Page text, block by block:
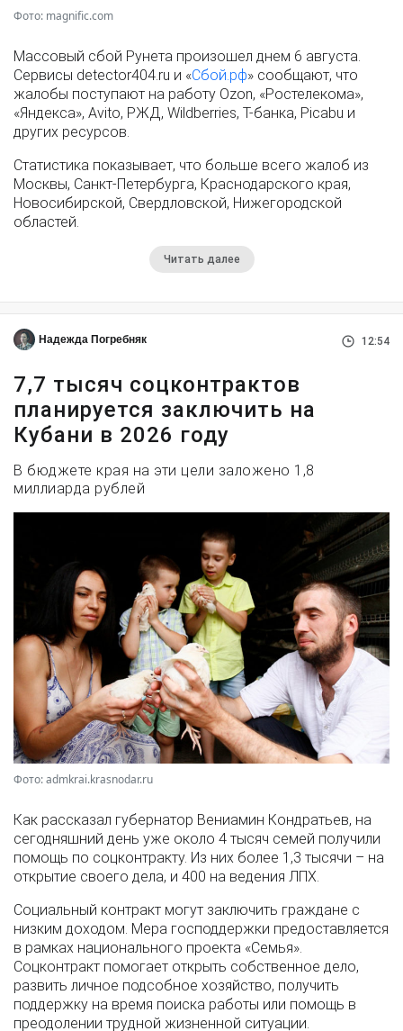
Фото: magnific.com
Массовый сбой Рунета произошел днем 6 августа.
Сервисы detector404.ru и «Сбой.рф» сообщают, что
жалобы поступают на работу Ozon, «Ростелекома»,
«Яндекса», Avito, РЖД, Wildberries, Т-банка, Picabu и
других ресурсов.
Статистика показывает, что больше всего жалоб из
Москвы, Санкт-Петербурга, Краснодарского края,
Новосибирской, Свердловской, Нижегородской
областей.
Читать далее
Надежда Погребняк 12:54
7,7 тысяч соцконтрактов
планируется заключить на
Кубани в 2026 году
В бюджете края на эти цели заложено 1,8
миллиарда рублей
Фото: admkrai.krasnodar.ru
Как рассказал губернатор Вениамин Кондратьев, на
сегодняшний день уже около 4 тысяч семей получили
помощь по соцконтракту. Из них более 1,3 тысячи – на
открытие своего дела, и 400 на ведения ЛПХ.
Социальный контракт могут заключить граждане с
низким доходом. Мера господдержки предоставляется
в рамках национального проекта «Семья».
Соцконтракт помогает открыть собственное дело,
развить личное подсобное хозяйство, получить
поддержку на время поиска работы или помощь в
преодолении трудной жизненной ситуации.